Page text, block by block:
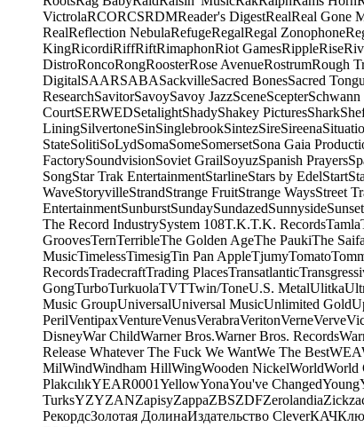
VictrolaRCORCSRDMReader's DigestRealReal Gone
RealReflection NebulaRefugeRegalRegal Zonophone
KingRicordiRiffRiftRimaphonRiot GamesRippleRise
DistroRoncoRongRoosterRose AvenueRostrumRough
DigitalSAARSABASackvilleSacred BonesSacred
ResearchSavitorSavoySavoy JazzSceneScepterSchwann
CourtSERWEDSetalightShadyShakey PicturesShark
LiningSilvertoneSinSinglebrookSintezSireSireena
StateSolitiSoLydSomaSomeSomersetSona Gaia
FactorySoundvisionSoviet GrailSoyuzSpanish Prayers
SongStar Trak EntertainmentStarlineStars by EdelStart
WaveStoryvilleStrandStrange FruitStrange WaysStreet
EntertainmentSunburstSundaySundazedSunnysideSunset
The Record IndustrySystem 108T.K.T.K. RecordsTamla
GroovesTernTerribleThe Golden AgeThe PaukiThe
MusicTimelessTimesigTin Pan AppleTjumyTomato
RecordsTradecraftTrading PlacesTransatlantic
GongTurboTurkuolaTVTTwin/ToneU.S. MetalUlitka
Music GroupUniversalUniversal MusicUnlimited Gold
PerilVentipaxVentureVenusVerabraVeritonVerneVerve
DisneyWar ChildWarner Bros.Warner Bros. Records
Release Whatever The Fuck We WantWe The BestWEA
MilWindWindham HillWingWooden NickelWorldWorld
PlakcılıkYEAR0001YellowYonaYou've ChangedYoung
TurksYZYZANZapisyZappaZBSZDFZerolandia
РекордсЗолотая ДолинаИздательство CleverКАЧ